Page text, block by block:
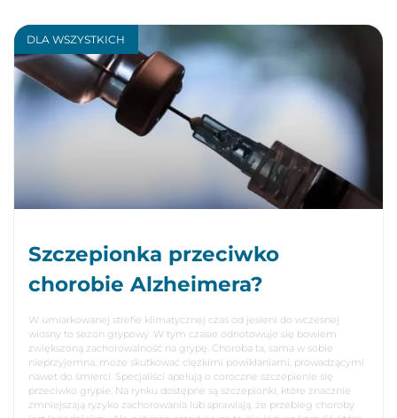
DLA WSZYSTKICH
Szczepionka przeciwko
chorobie Alzheimera?
W umiarkowanej strefie klimatycznej czas od jesieni do wczesnej
wiosny to sezon grypowy. W tym czasie odnotowuje się bowiem
zwiększoną zachorowalność na grypę. Choroba ta, sama w sobie
nieprzyjemna, może skutkować ciężkimi powikłaniami, prowadzącymi
nawet do śmierci. Specjaliści apelują o coroczne szczepienie się
przeciwko grypie. Na rynku dostępne są szczepionki, które znacznie
zmniejszają ryzyko zachorowania lub sprawiają, że przebieg choroby